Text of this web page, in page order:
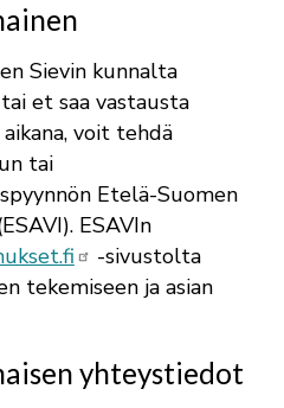
Sievin kunnalta
et saa vastausta
voit tehdä
tai
Etelä-Suomen
ESAVIn
-sivustolta
tekemiseen ja asian
yhteystiedot